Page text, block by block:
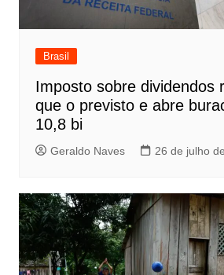
Brasil
Imposto sobre dividendos
que o previsto e abre
10,8 bi
Geraldo Naves 26 de julho